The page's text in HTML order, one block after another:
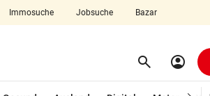
Immosuche Jobsuche Bazar
search Suchen
account_circle